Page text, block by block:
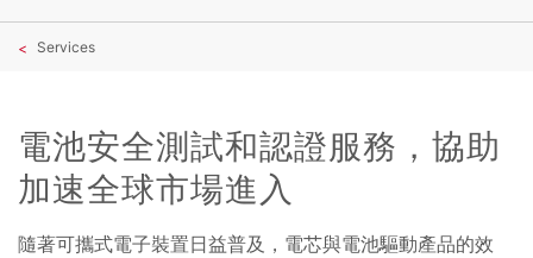
Services
電池安全測試和認證服務，協助
加速全球市場進入
隨著可攜式電子裝置日益普及，電芯與電池驅動產品的效